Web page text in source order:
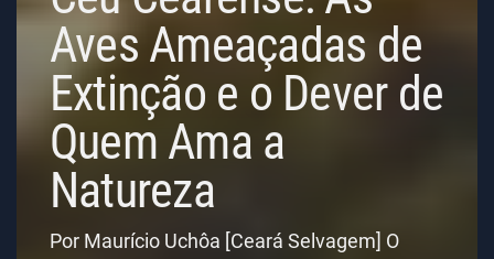
Aves Ameaçadas de
Extinção e o Dever de
Quem Ama a
Natureza
Por Maurício Uchôa [Ceará Selvagem] O